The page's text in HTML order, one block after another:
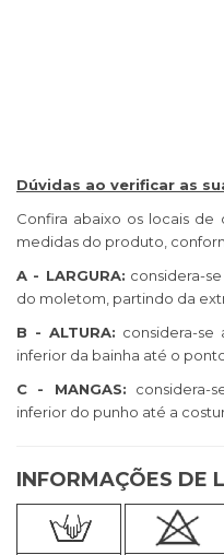
Dúvidas ao verificar as
Confira abaixo os locais de
medidas do produto,
A - LARGURA: considera-
do moletom, partindo da
B - ALTURA: considera-
inferior da bainha até o
C - MANGAS: considera-
inferior do punho até a
INFORMAÇÕES DE